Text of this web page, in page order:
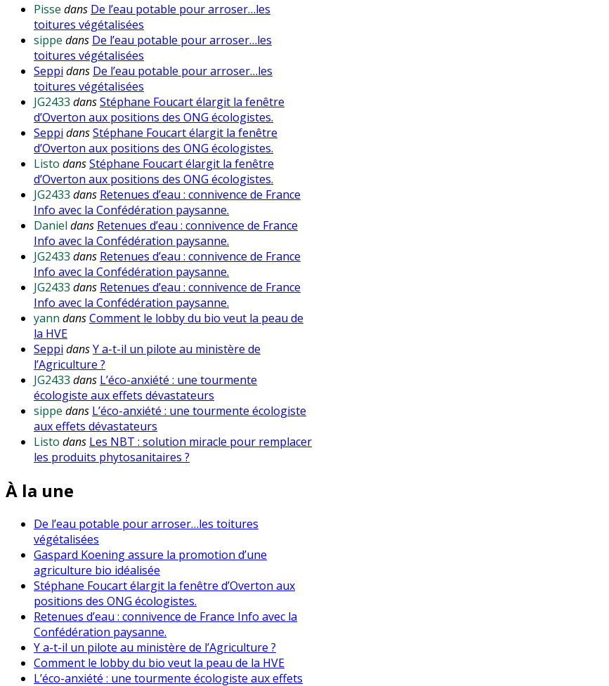
Pisse dans De l’eau potable pour arroser…les
toitures végétalisées
sippe dans De l’eau potable pour arroser…les
toitures végétalisées
Seppi dans De l’eau potable pour arroser…les
toitures végétalisées
JG2433 dansStéphane Foucart élargit la fenêtre
d’Overton aux positions des ONG écologistes.
Seppi dansStéphane Foucart élargit la fenêtre
d’Overton aux positions des ONG écologistes.
Listo dansStéphane Foucart élargit la fenêtre
d’Overton aux positions des ONG écologistes.
JG2433 dans Retenues d’eau : connivence de France
Info avec la Confédération paysanne.
Daniel dans Retenues d’eau : connivence de France
Info avec la Confédération paysanne.
JG2433 dans Retenues d’eau : connivence de France
Info avec la Confédération paysanne.
JG2433 dans Retenues d’eau : connivence de France
Info avec la Confédération paysanne.
yann dansComment le lobby du bio veut la peau de
la HVE
Seppi dansY a-t-il un pilote au ministère de
l’Agriculture ?
JG2433 dans L’éco-anxiété : une tourmente
écologiste aux effets dévastateurs
sippe dans L’éco-anxiété : une tourmente écologiste
aux effets dévastateurs
Listo dans Les NBT : solution miracle pour remplacer
les produits phytosanitaires ?
À la une
De l’eau potable pour arroser…les toitures
végétalisées
Gaspard Koening assure la promotion d’une
agriculture bio idéalisée
Stéphane Foucart élargit la fenêtre d’Overton aux
positions des ONG écologistes.
Retenues d’eau : connivence de France Info avec la
Confédération paysanne.
Y a-t-il un pilote au ministère de l’Agriculture ?
Comment le lobby du bio veut la peau de la HVE
L’éco-anxiété : une tourmente écologiste aux effets